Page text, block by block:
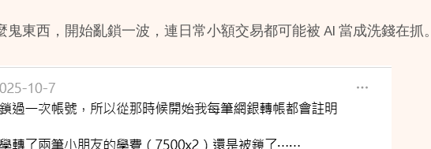
東西，開始亂鎖一波，連日常小額交易都可能被 AI 當成洗錢在抓。